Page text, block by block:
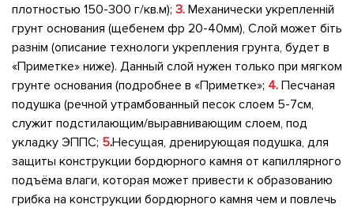
плотностью 150-300 г/кв.м); 3. Механически укрепленній
грунт основания (щебенем фр 20-40мм), Слой может біть
разнім (описание технологи укрепления грунта, будет в
«Приметке» ниже). Данный слой нужен только при мягком
грунте основания (подробнее в «Приметке»; 4. Песчаная
подушка (речной утрамбованный песок слоем 5-7см,
служит подстилающим/выравнивающим слоем, под
укладку ЭППС; 5.Несущая, дренирующая подушка, для
защиты конструкции бордюрного камня от капиллярного
подъёма влаги, которая может привести к образованию
грибка на конструкции бордюрного камня чем и повлечь